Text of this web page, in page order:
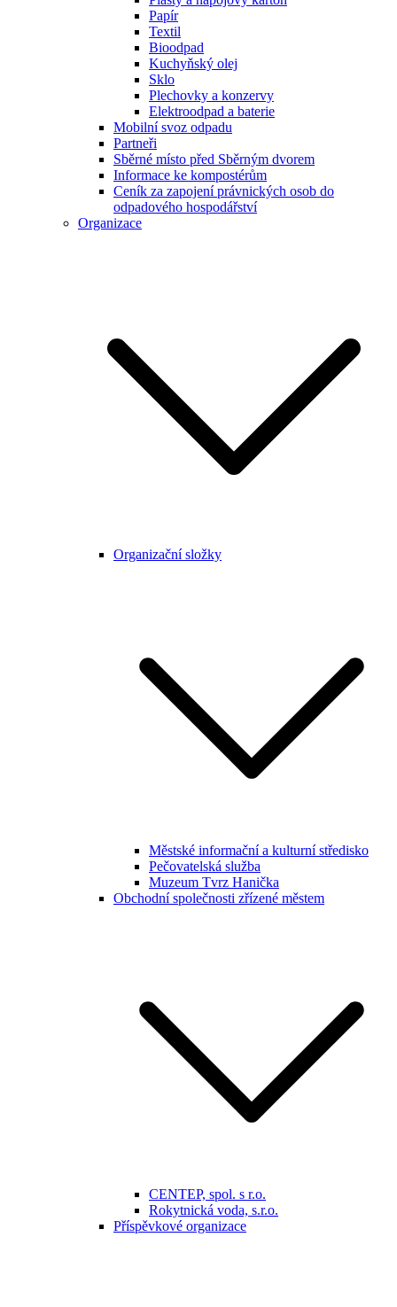
Papír
Textil
Bioodpad
Kuchyňský olej
Sklo
Plechovky a konzervy
Elektroodpad a baterie
Mobilní svoz odpadu
Partneři
Sběrné místo před Sběrným dvorem
Informace ke kompostérům
Ceník za zapojení právnických osob do
odpadového hospodářství
Organizace
Organizační složky
Městské informační a kulturní středisko
Pečovatelská služba
Muzeum Tvrz Hanička
Obchodní společnosti zřízené městem
CENTEP, spol. s r.o.
Rokytnická voda, s.r.o.
Příspěvkové organizace